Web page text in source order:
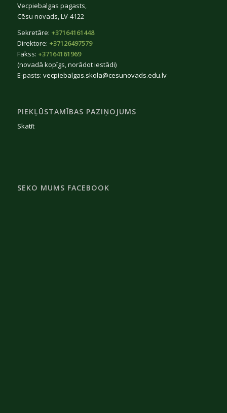
Vecpiebalgas pagasts,
Cēsu novads, LV-4122
Sekretāre: +37164161448
Direktore: +37126497579
Fakss: +37164161969
(novadā kopīgs, norādot iestādi)
E-pasts: vecpiebalgas.skola@cesunovads.edu.lv
PIEKĻŪSTAMĪBAS PAZIŅOJUMS
Skatīt
SEKO MUMS FACEBOOK